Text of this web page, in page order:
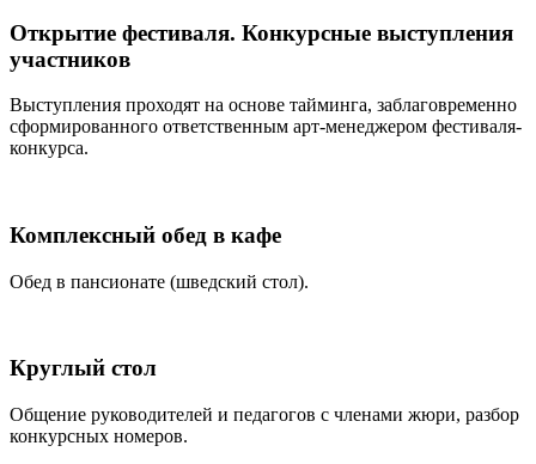
Открытие фестиваля. Конкурсные выступления
участников
Выступления проходят на основе тайминга, заблаговременно
сформированного ответственным арт-менеджером фестиваля-
конкурса.
Комплексный обед в кафе
Обед в пансионате (шведский стол).
Круглый стол
Общение руководителей и педагогов с членами жюри, разбор
конкурсных номеров.